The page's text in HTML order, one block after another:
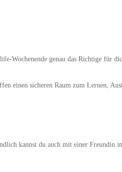
Wochenende genau das Richtige für
einen sicheren Raum zum Lernen,
kannst du auch mit einer Freundin